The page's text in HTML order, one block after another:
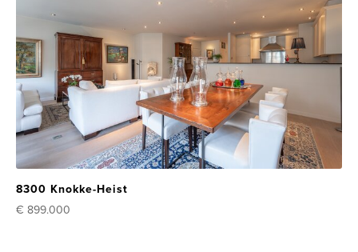
8300 Knokke-Heist
€ 899.000